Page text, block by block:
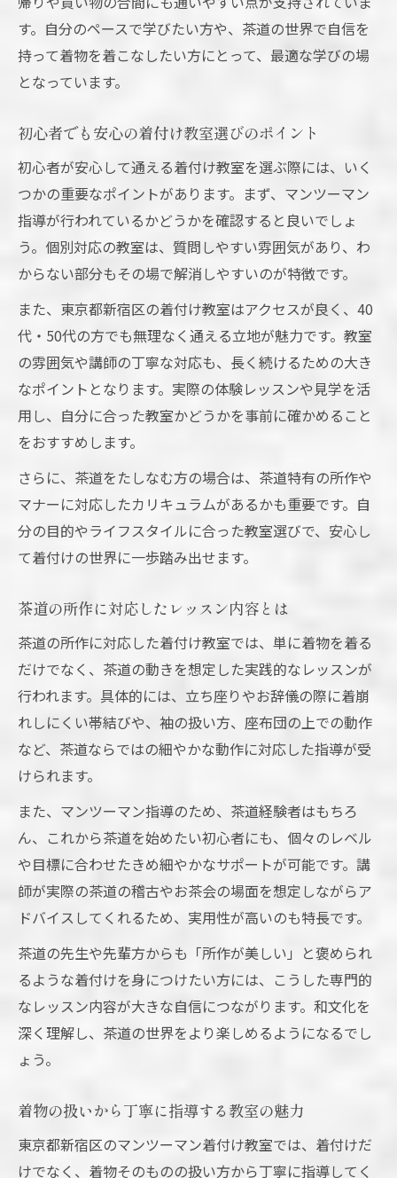
す。自分のペースで学びたい方や、茶道の世界で自信を
持って着物を着こなしたい方にとって、最適な学びの場
となっています。
初心者でも安心の着付け教室選びのポイント
初心者が安心して通える着付け教室を選ぶ際には、いく
つかの重要なポイントがあります。まず、マンツーマン
指導が行われているかどうかを確認すると良いでしょ
う。個別対応の教室は、質問しやすい雰囲気があり、わ
からない部分もその場で解消しやすいのが特徴です。
また、東京都新宿区の着付け教室はアクセスが良く、40
代・50代の方でも無理なく通える立地が魅力です。教室
の雰囲気や講師の丁寧な対応も、長く続けるための大き
なポイントとなります。実際の体験レッスンや見学を活
用し、自分に合った教室かどうかを事前に確かめること
をおすすめします。
さらに、茶道をたしなむ方の場合は、茶道特有の所作や
マナーに対応したカリキュラムがあるかも重要です。自
分の目的やライフスタイルに合った教室選びで、安心し
て着付けの世界に一歩踏み出せます。
茶道の所作に対応したレッスン内容とは
茶道の所作に対応した着付け教室では、単に着物を着る
だけでなく、茶道の動きを想定した実践的なレッスンが
行われます。具体的には、立ち座りやお辞儀の際に着崩
れしにくい帯結びや、袖の扱い方、座布団の上での動作
など、茶道ならではの細やかな動作に対応した指導が受
けられます。
また、マンツーマン指導のため、茶道経験者はもちろ
ん、これから茶道を始めたい初心者にも、個々のレベル
や目標に合わせたきめ細やかなサポートが可能です。講
師が実際の茶道の稽古やお茶会の場面を想定しながらア
ドバイスしてくれるため、実用性が高いのも特長です。
茶道の先生や先輩方からも「所作が美しい」と褒められ
るような着付けを身につけたい方には、こうした専門的
なレッスン内容が大きな自信につながります。和文化を
深く理解し、茶道の世界をより楽しめるようになるでし
ょう。
着物の扱いから丁寧に指導する教室の魅力
東京都新宿区のマンツーマン着付け教室では、着付けだ
けでなく、着物そのものの扱い方から丁寧に指導してく